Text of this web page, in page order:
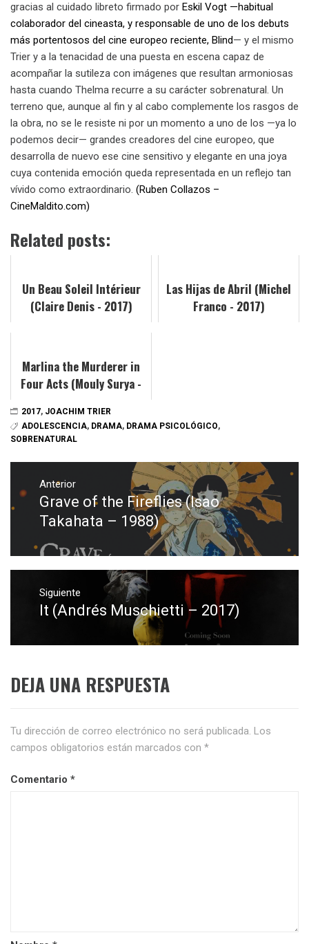
gracias al cuidado libreto firmado por Eskil Vogt —habitual
colaborador del cineasta, y responsable de uno de los debuts
más portentosos del cine europeo reciente, Blind— y el mismo
Trier y a la tenacidad de una puesta en escena capaz de
acompañar la sutileza con imágenes que resultan armoniosas
hasta cuando Thelma recurre a su carácter sobrenatural. Un
terreno que, aunque al fin y al cabo complemente los rasgos de
la obra, no se le resiste ni por un momento a uno de los —ya lo
podemos decir— grandes creadores del cine europeo, que
desarrolla de nuevo ese cine sensitivo y elegante en una joya
cuya contenida emoción queda representada en un reflejo tan
vívido como extraordinario. (Ruben Collazos –
CineMaldito.com)
Related posts:
Un Beau Soleil Intérieur
(Claire Denis - 2017)
Las Hijas de Abril (Michel
Franco - 2017)
Marlina the Murderer in
Four Acts (Mouly Surya -
2017, JOACHIM TRIER
ADOLESCENCIA, DRAMA, DRAMA PSICOLÓGICO,
SOBRENATURAL
Navegación
de
entradas
Anterior
Entrada
anterior:
Grave of the Fireflies (Isao
Takahata – 1988)
Siguiente
Entrada
It (Andrés Muschietti – 2017)
DEJA UNA RESPUESTA
Tu dirección de correo electrónico no será publicada. Los
campos obligatorios están marcados con *
Comentario *